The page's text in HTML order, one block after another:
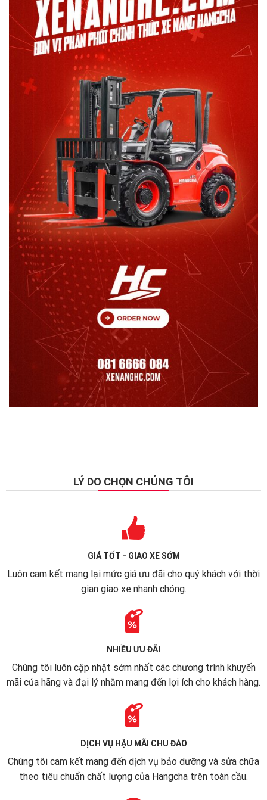
LÝ DO CHỌN CHÚNG TÔI
GIÁ TỐT - GIAO XE SỚM
Luôn cam kết mang lại mức giá ưu đãi cho quý khách với thời
gian giao xe nhanh chóng.
NHIỀU ƯU ĐÃI
Chúng tôi luôn cập nhật sớm nhất các chương trình khuyến
mãi của hãng và đại lý nhằm mang đến lợi ích cho khách hàng.
DỊCH VỤ HẬU MÃI CHU ĐÁO
Chúng tôi cam kết mang đến dịch vụ bảo dưỡng và sửa chữa
theo tiêu chuẩn chất lượng của Hangcha trên toàn cầu.